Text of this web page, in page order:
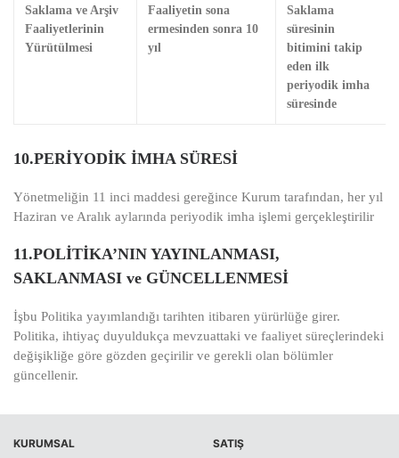
Saklama ve Arşiv
Faaliyetlerinin
Yürütülmesi
Faaliyetin sona
ermesinden sonra 10
yıl
Saklama
süresinin
bitimini takip
eden ilk
periyodik imha
süresinde
10.PERİYODİK İMHA SÜRESİ
Yönetmeliğin 11 inci maddesi gereğince Kurum tarafından, her yıl
Haziran ve Aralık aylarında periyodik imha işlemi gerçekleştirilir
11.POLİTİKA’NIN YAYINLANMASI,
SAKLANMASI ve GÜNCELLENMESİ
İşbu Politika yayımlandığı tarihten itibaren yürürlüğe girer.
Politika, ihtiyaç duyuldukça mevzuattaki ve faaliyet süreçlerindeki
değişikliğe göre gözden geçirilir ve gerekli olan bölümler
güncellenir.
KURUMSAL SATIŞ